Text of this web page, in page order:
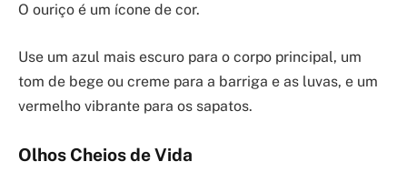
O ouriço é um ícone de cor.
Use um azul mais escuro para o corpo principal, um
tom de bege ou creme para a barriga e as luvas, e um
vermelho vibrante para os sapatos.
Olhos Cheios de Vida